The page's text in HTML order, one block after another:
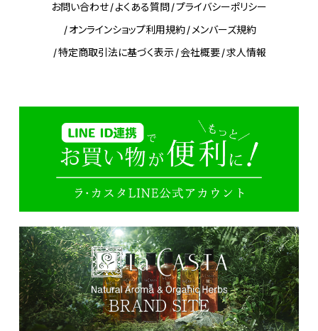
お問い合わせ よくある質問 プライバシーポリシー
オンラインショップ利用規約
メンバーズ規約
特定商取引法に基づく表示 会社概要 求人情報